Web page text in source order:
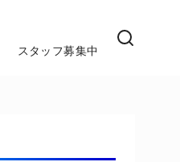
スタッフ募集中